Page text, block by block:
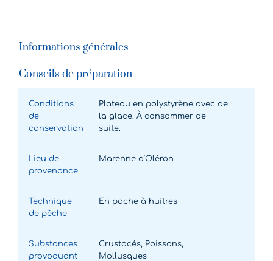
Informations générales
Conseils de préparation
Conditions
de
conservation
Plateau en polystyrène avec de
la glace. À consommer de
suite.
Lieu de
provenance
Marenne d’Oléron
Technique
de pêche
En poche à huitres
Substances
provoquant
Crustacés, Poissons,
Mollusques